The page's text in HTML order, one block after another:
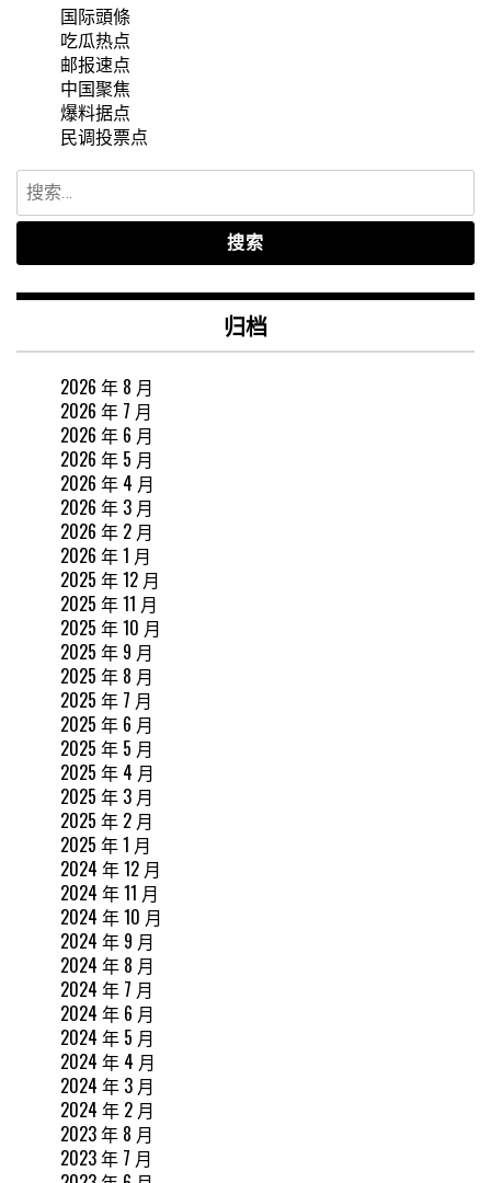
国际頭條
吃瓜热点
邮报速点
中国聚焦
爆料据点
民调投票点
搜
索：
归档
2026 年 8 月
2026 年 7 月
2026 年 6 月
2026 年 5 月
2026 年 4 月
2026 年 3 月
2026 年 2 月
2026 年 1 月
2025 年 12 月
2025 年 11 月
2025 年 10 月
2025 年 9 月
2025 年 8 月
2025 年 7 月
2025 年 6 月
2025 年 5 月
2025 年 4 月
2025 年 3 月
2025 年 2 月
2025 年 1 月
2024 年 12 月
2024 年 11 月
2024 年 10 月
2024 年 9 月
2024 年 8 月
2024 年 7 月
2024 年 6 月
2024 年 5 月
2024 年 4 月
2024 年 3 月
2024 年 2 月
2023 年 8 月
2023 年 7 月